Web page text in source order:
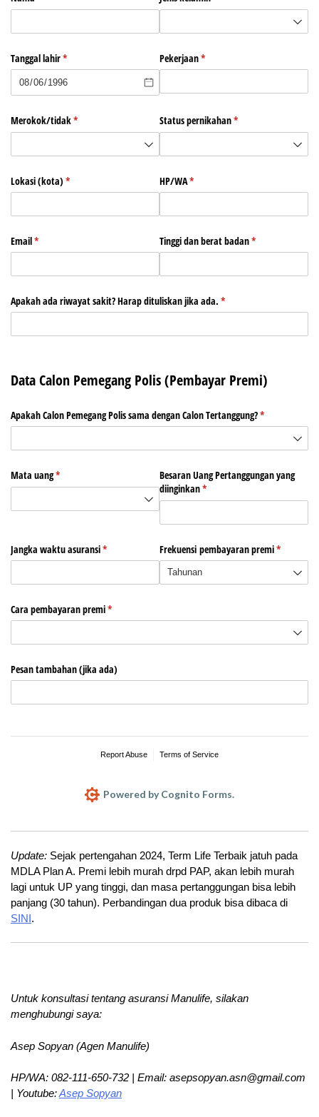
Update: Sejak pertengahan 2024, Term Life Terbaik jatuh pada
MDLA Plan A. Premi lebih murah drpd PAP, akan lebih murah
lagi untuk UP yang tinggi, dan masa pertanggungan bisa lebih
panjang (30 tahun). Perbandingan dua produk bisa dibaca di
SINI.
Untuk konsultasi tentang asuransi Manulife, silakan
menghubungi saya:
Asep Sopyan (Agen Manulife)
HP/WA: 082-111-650-732 | Email: asepsopyan.asn@gmail.com
| Youtube:Asep Sopyan